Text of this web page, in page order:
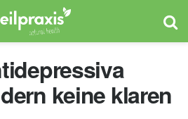
keine klaren